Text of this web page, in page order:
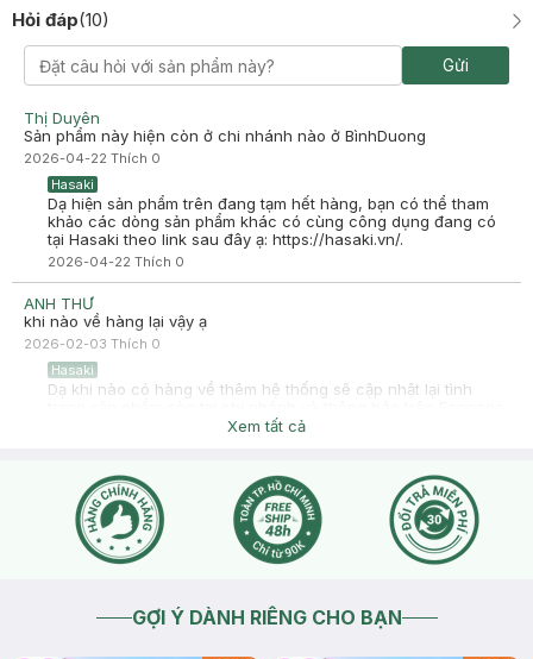
Hỏi đáp(10)
Gửi
Thị Duyên
Sản phẩm này hiện còn ở chi nhánh nào ở BìnhDuong
2026-04-22 Thích 0
Hasaki
Dạ hiện sản phẩm trên đang tạm hết hàng, bạn có thể tham
khảo các dòng sản phẩm khác có cùng công dụng đang có
tại Hasaki theo link sau đây ạ: https://hasaki.vn/.
2026-04-22 Thích 0
ANH THƯ
khi nào về hàng lại vậy ạ
2026-02-03 Thích 0
Hasaki
Dạ khi nào có hàng về thêm hệ thống sẽ cập nhật lại tình
Hasaki Beauty & Clinic, trên Website/App Hasaki. Bạn nhớ
2026-02-04Thích
Xem tất cả
GỢI Ý DÀNH RIÊNG CHO BẠN